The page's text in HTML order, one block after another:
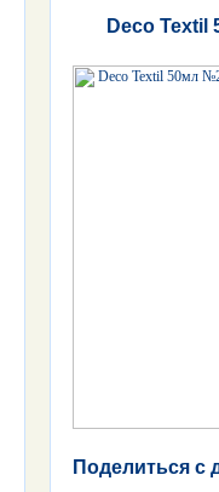
Deco Textil
Поделиться с